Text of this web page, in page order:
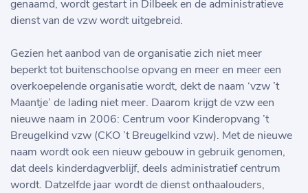
genaamd, wordt gestart in Dilbeek en de administratieve
dienst van de vzw wordt uitgebreid.
Gezien het aanbod van de organisatie zich niet meer
beperkt tot buitenschoolse opvang en meer en meer een
overkoepelende organisatie wordt, dekt de naam ‘vzw ’t
Maantje’ de lading niet meer. Daarom krijgt de vzw een
nieuwe naam in 2006: Centrum voor Kinderopvang ’t
Breugelkind vzw (CKO ’t Breugelkind vzw). Met de nieuwe
naam wordt ook een nieuw gebouw in gebruik genomen,
dat deels kinderdagverblijf, deels administratief centrum
wordt. Datzelfde jaar wordt de dienst onthaalouders,